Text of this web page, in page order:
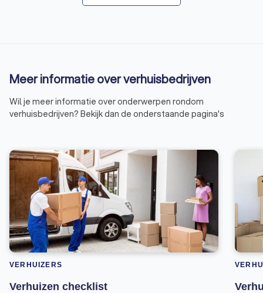
Meer informatie over verhuisbedrijven
Wil je meer informatie over onderwerpen rondom
verhuisbedrijven? Bekijk dan de onderstaande pagina's
VERHUIZERS
Verhuizen checklist